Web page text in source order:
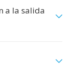
a la salida